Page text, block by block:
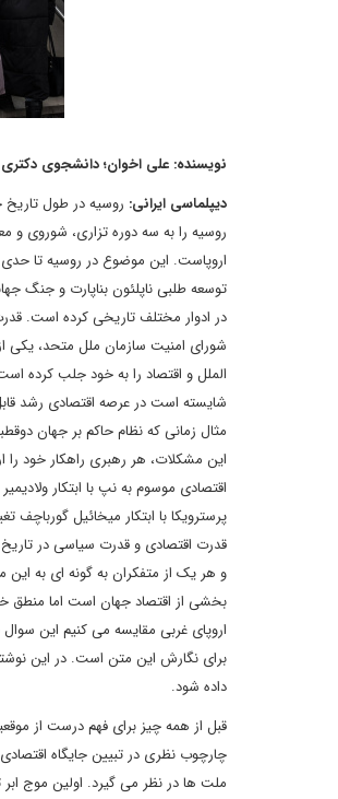
نویسنده: علی اخوان؛ دانشجوی
دیپلماسی ایرانی: روسیه در طول تاریخ
روسیه را به سه دوره تزاری، شوروی
اروپاست. این موضوع در روسیه تا حدی
توسعه طلبی ناپلئون بناپارت و جنگ
در ادوار مختلف تاریخی کرده است.
شورای امنیت سازمان ملل متحد، یکی
الملل و اقتصاد را به خود جلب کرده
شایسته است در عرصه اقتصادی رشد
مثال زمانی که نظام حاکم بر جهان
این مشکلات، هر رهبری راهکار خود
اقتصادی موسوم به نپ با ابتکار
پرسترویکا با ابتکار میخائیل
قدرت اقتصادی و قدرت سیاسی در
و هر یک از متفکران به گونه ای به
بخشی از اقتصاد جهان است اما منطق
برای نگارش این متن است. در این
داده شود.
قبل از همه چیز برای فهم درست از
چارچوب نظری در تبیین جایگاه
ملت ها در نظر می گیرد. اولین موج